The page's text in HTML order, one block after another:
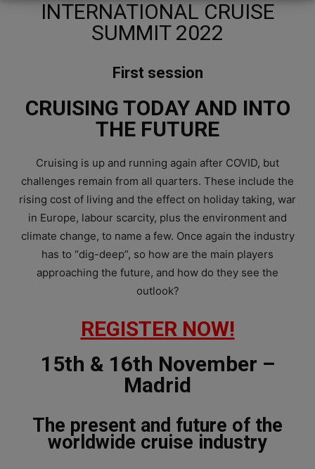
INTERNATIONAL CRUISE
SUMMIT 2022
First session
CRUISING TODAY AND INTO
THE FUTURE
Cruising is up and running again after COVID, but
challenges remain from all quarters. These include the
rising cost of living and the effect on holiday taking, war
in Europe, labour scarcity, plus the environment and
climate change, to name a few. Once again the industry
has to “dig-deep”, so how are the main players
approaching the future, and how do they see the
outlook?
REGISTER NOW!
15th & 16th November –
Madrid
The present and future of the
worldwide cruise industry